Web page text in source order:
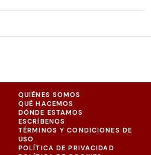
QUIÉNES SOMOS
QUÉ HACEMOS
DÓNDE ESTAMOS
ESCRÍBENOS
TÉRMINOS Y CONDICIONES DE
USO
POLÍTICA DE PRIVACIDAD